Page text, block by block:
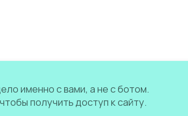
именно с вами, а не с ботом.
получить доступ к сайту.